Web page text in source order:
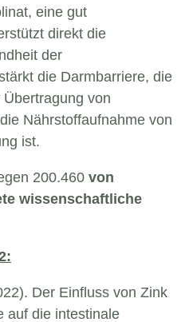
eine gut
direkt die
der
die Darmbarriere, die
von
Nährstoffaufnahme von
ist.
200.460 von
wissenschaftliche
Der Einfluss von Zink
auf die intestinale